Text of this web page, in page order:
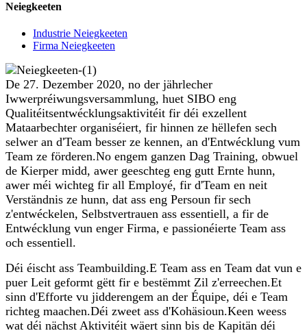
Neiegkeeten
Industrie Neiegkeeten
Firma Neiegkeeten
De 27. Dezember 2020, no der jährlecher
Iwwerpréiwungsversammlung, huet SIBO eng
Qualitéitsentwécklungsaktivitéit fir déi exzellent
Mataarbechter organiséiert, fir hinnen ze hëllefen sech
selwer an d'Team besser ze kennen, an d'Entwécklung vum
Team ze förderen.No engem ganzen Dag Training, obwuel
de Kierper midd, awer geeschteg eng gutt Ernte hunn,
awer méi wichteg fir all Employé, fir d'Team en neit
Verständnis ze hunn, dat ass eng Persoun fir sech
z'entwéckelen, Selbstvertrauen ass essentiell, a fir de
Entwécklung vun enger Firma, e passionéierte Team ass
och essentiell.
Déi éischt ass Teambuilding.E Team ass en Team dat vun e
puer Leit geformt gëtt fir e bestëmmt Zil z'erreechen.Et
sinn d'Efforte vu jidderengem an der Équipe, déi e Team
richteg maachen.Déi zweet ass d'Kohäsioun.Keen weess
wat déi nächst Aktivitéit wäert sinn bis de Kapitän déi